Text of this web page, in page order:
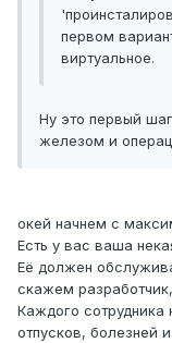
первом
виртуальное.
Ну это первый
железом и
oкей начнем с
Есть у вас ваша
Её должен
скажем
Каждого сотрудника
отпусков, болезней